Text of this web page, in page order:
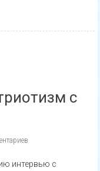
с
интервью с